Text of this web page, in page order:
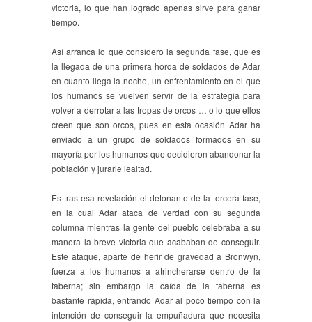
victoria, lo que han logrado apenas sirve para ganar
tiempo.
Así arranca lo que considero la segunda fase, que es
la llegada de una primera horda de soldados de Adar
en cuanto llega la noche, un enfrentamiento en el que
los humanos se vuelven servir de la estrategia para
volver a derrotar a las tropas de orcos … o lo que ellos
creen que son orcos, pues en esta ocasión Adar ha
enviado a un grupo de soldados formados en su
mayoría por los humanos que decidieron abandonar la
población y jurarle lealtad.
Es tras esa revelación el detonante de la tercera fase,
en la cual Adar ataca de verdad con su segunda
columna mientras la gente del pueblo celebraba a su
manera la breve victoria que acababan de conseguir.
Este ataque, aparte de herir de gravedad a Bronwyn,
fuerza a los humanos a atrincherarse dentro de la
taberna; sin embargo la caída de la taberna es
bastante rápida, entrando Adar al poco tiempo con la
intención de conseguir la empuñadura que necesita